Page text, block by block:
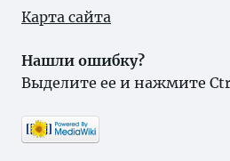
Карта сайта
Нашли ошибку?
Выделите ее и нажмите